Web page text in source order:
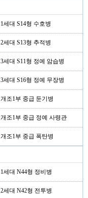
1세대 S14형 수호병
2세대 S13형 추적병
3세대 S11형 정예 암습병
3세대 S16형 정예 무장병
개조1부 중급 둔기병
개조1부 중급 정예 사령관
개조1부 중급 폭탄병
1세대 N44형 정비병
2세대 N42형 전투병